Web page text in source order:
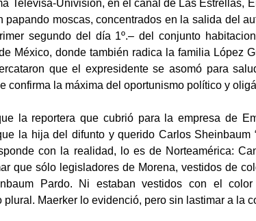
Televisa-Univisión, en el canal de Las Estrellas,
papando moscas, concentrados en la salida del
segundo del día 1º.– del conjunto
México, donde también radica la familia López
que el expresidente se asomó para
confirma la máxima del oportunismo político y
la reportera que cubrió para la empresa de
la hija del difunto y querido Carlos Sheinbaum
con la realidad, lo es de Norteamérica:
que sólo legisladores de Morena, vestidos de
Pardo. Ni estaban vestidos con el
plural. Maerker lo evidenció, pero sin lastimar a la